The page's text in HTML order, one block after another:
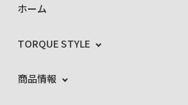
ホーム
TORQUE STYLE
商品情報